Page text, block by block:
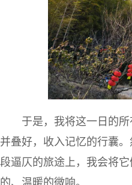
于是，我将这一日的
并叠好，收入记忆的行囊
段逼仄的旅途上，我会将